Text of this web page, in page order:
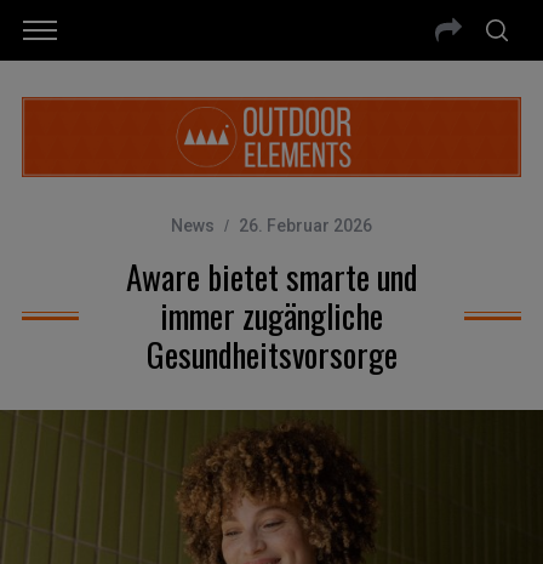
News 26. Februar 2026
Aware bietet smarte und
immer zugängliche
Gesundheitsvorsorge